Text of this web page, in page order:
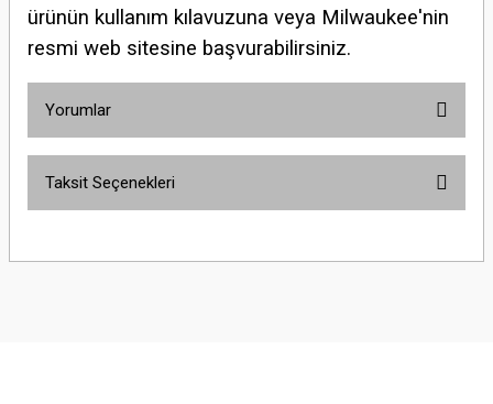
ürünün kullanım kılavuzuna veya Milwaukee'nin
resmi web sitesine başvurabilirsiniz.
Yorumlar
Yorum Yaz
Taksit Seçenekleri